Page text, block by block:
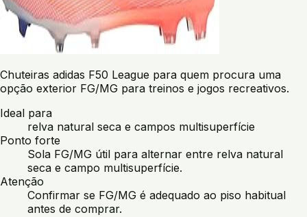
Chuteiras adidas F50 League para quem procura uma
opção exterior FG/MG para treinos e jogos recreativos.
Ideal para
relva natural seca e campos multisuperfície
Ponto forte
Sola FG/MG útil para alternar entre relva natural
seca e campo multisuperfície.
Atenção
Confirmar se FG/MG é adequado ao piso habitual
antes de comprar.